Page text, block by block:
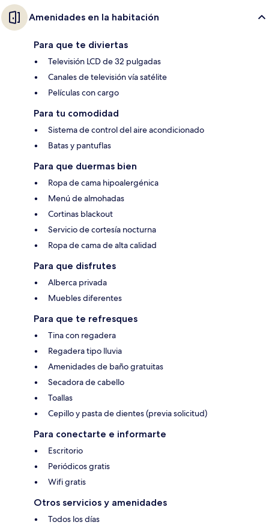
Amenidades en la habitación
Para que te diviertas
Televisión LCD de 32 pulgadas
Canales de televisión vía satélite
Películas con cargo
Para tu comodidad
Sistema de control del aire acondicionado
Batas y pantuflas
Para que duermas bien
Ropa de cama hipoalergénica
Menú de almohadas
Cortinas blackout
Servicio de cortesía nocturna
Ropa de cama de alta calidad
Para que disfrutes
Alberca privada
Muebles diferentes
Para que te refresques
Tina con regadera
Regadera tipo lluvia
Amenidades de baño gratuitas
Secadora de cabello
Toallas
Cepillo y pasta de dientes (previa solicitud)
Para conectarte e informarte
Escritorio
Periódicos gratis
Wifi gratis
Otros servicios y amenidades
Todos los días